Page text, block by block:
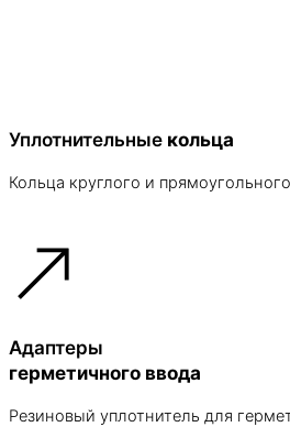
Уплотнительные кольца
Кольца круглого и
Адаптеры
герметичного ввода
Резиновый уплотнитель для